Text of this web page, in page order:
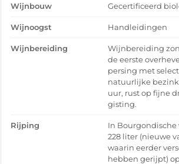
Wijnbouw Gecertificeerd
Wijnoogst Handleidingen
Wijnbereiding
Wijnbereiding
de eerste
persing met
natuurlijke
uur, rust op fijne
gisting.
Rijping
In Bourgondische
228 liter (nieuwe
waarin eerder
hebben gerijpt)